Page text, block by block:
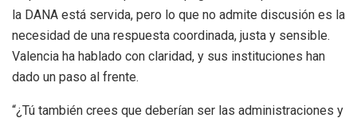
la DANA está servida, pero lo que no admite discusión es la
necesidad de una respuesta coordinada, justa y sensible.
Valencia ha hablado con claridad, y sus instituciones han
dado un paso al frente.
“¿Tú también crees que deberían ser las administraciones y